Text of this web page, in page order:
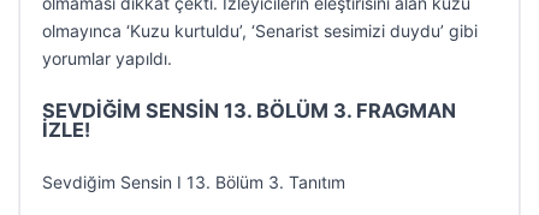
olmayınca ‘Kuzu kurtuldu’, ‘Senarist sesimizi duydu’ gibi
yorumlar yapıldı.
SEVDİĞİM SENSİN 13. BÖLÜM 3. FRAGMAN
İZLE!
Sevdiğim Sensin I 13. Bölüm 3. Tanıtım